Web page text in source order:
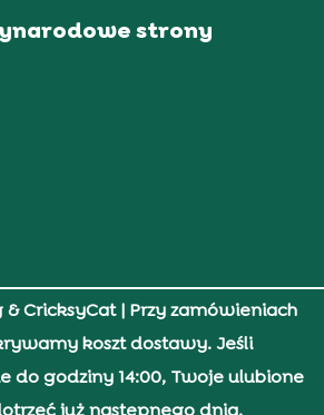
strony
& CricksyCat| Przy zamówieniach
koszt dostawy. Jeśli
do godziny 14:00, Twoje ulubione
już następnego dnia.